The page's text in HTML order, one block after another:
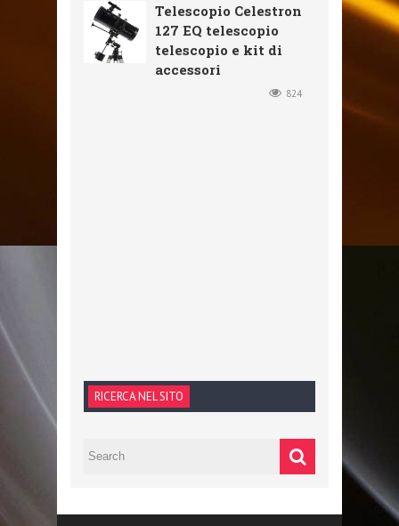
Telescopio Celestron
127 EQ telescopio
telescopio e kit di
accessori
824
RICERCA NEL SITO